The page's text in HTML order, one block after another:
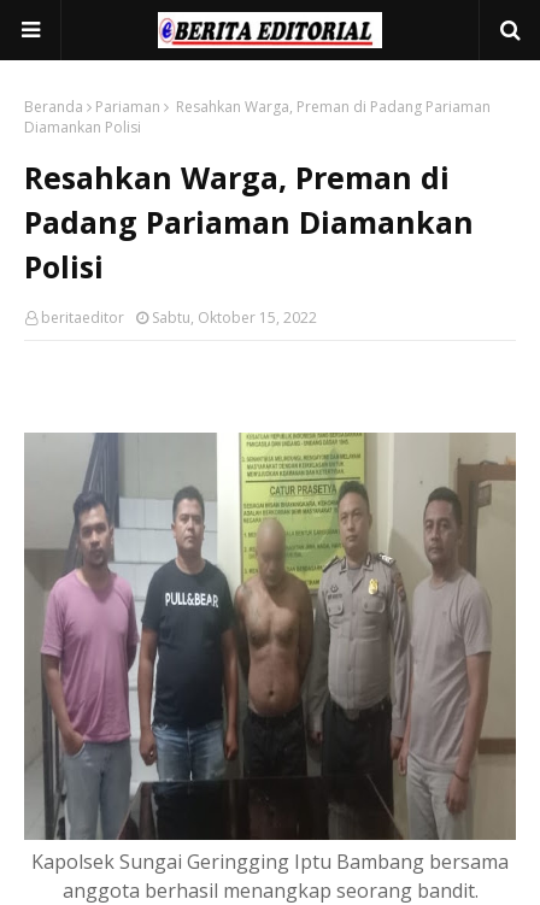
Beranda Pariaman
Resahkan Warga, Preman di Padang Pariaman
Diamankan Polisi
Resahkan Warga, Preman di
Padang Pariaman Diamankan
Polisi
beritaeditor Sabtu, Oktober 15, 2022
Kapolsek Sungai Geringging Iptu Bambang bersama
anggota berhasil menangkap seorang bandit.